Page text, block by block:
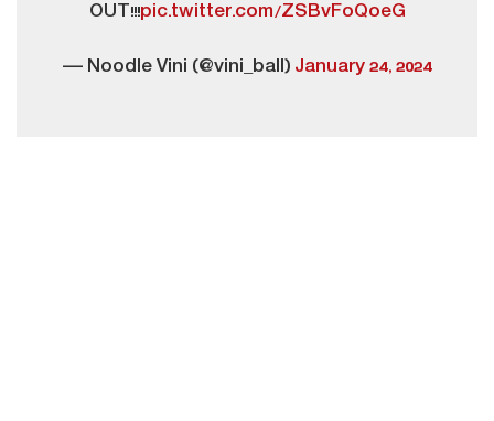
OUT!!!pic.twitter.com/ZSBvFoQoeG
— Noodle Vini (@vini_ball) January 24, 2024